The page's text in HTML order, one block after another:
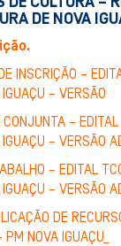
DE NOVA
INSCRIÇÃO –
– VERSÃO
– EDITAL
– VERSÃO
– EDITAL
– VERSÃO
DE
NOVA IGUAÇU_